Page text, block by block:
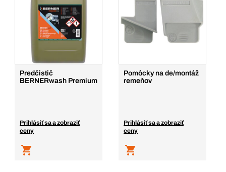
Predčistič
BERNERwash Premium
Prihlásiť sa a zobraziť
ceny
Pomôcky na de/montáž
remeňov
Prihlásiť sa a zobraziť
ceny